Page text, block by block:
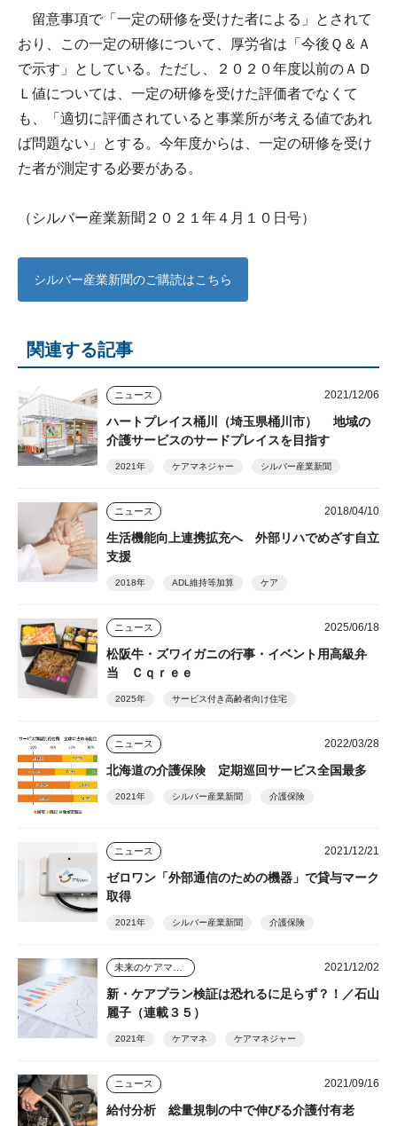
留意事項で「一定の研修を受けた者による」とされて
おり、この一定の研修について、厚労省は「今後Ｑ＆Ａ
で示す」としている。ただし、２０２０年度以前のＡＤ
Ｌ値については、一定の研修を受けた評価者でなくて
も、「適切に評価されていると事業所が考える値であれ
ば問題ない」とする。今年度からは、一定の研修を受け
た者が測定する必要がある。
（シルバー産業新聞２０２１年４月１０日号）
シルバー産業新聞のご購読はこちら
関連する記事
ニュース 2021/12/06
ハートプレイス桶川（埼玉県桶川市） 地域の
介護サービスのサードプレイスを目指す
2021年 ケアマネジャー シルバー産業新聞
ニュース 2018/04/10
生活機能向上連携拡充へ 外部リハでめざす自立
支援
2018年 ADL維持等加算 ケア
ニュース 2025/06/18
松阪牛・ズワイガニの行事・イベント用高級弁
当 Ｃｑｒｅｅ
2025年 サービス付き高齢者向け住宅
ニュース 2022/03/28
北海道の介護保険 定期巡回サービス全国最多
2021年 シルバー産業新聞 介護保険
ニュース 2021/12/21
ゼロワン「外部通信のための機器」で貸与マーク
取得
2021年 シルバー産業新聞 介護保険
2021/12/02
新・ケアプラン検証は恐れるに足らず？！／石山
麗子（連載３５）
2021年 ケアマネ ケアマネジャー
ニュース 2021/09/16
給付分析 総量規制の中で伸びる介護付有老